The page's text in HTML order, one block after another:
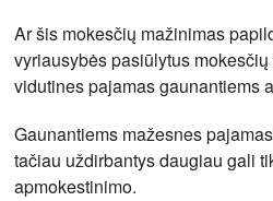
Ar šis mokesčių mažinimas
vyriausybės pasiūlytus
vidutines pajamas gaunantiems
Gaunantiems mažesnes
tačiau uždirbantys daugiau gali
apmokestinimo.